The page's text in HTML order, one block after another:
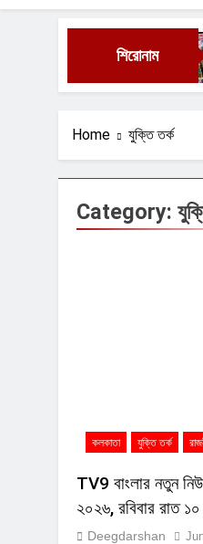
শিরোনাম
Home যুক্তি তর্ক
Category:
কলকাতা যুক্তি তর্ক
TV9 বাংলার নতুন
২০২৬, রবিবার রাত ১০
Deegdarshan